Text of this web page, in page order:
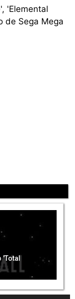
'Elemental
de Sega Mega